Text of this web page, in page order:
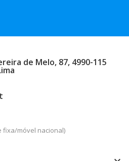
de Melo, 87, 4990-115
fixa/móvel nacional)